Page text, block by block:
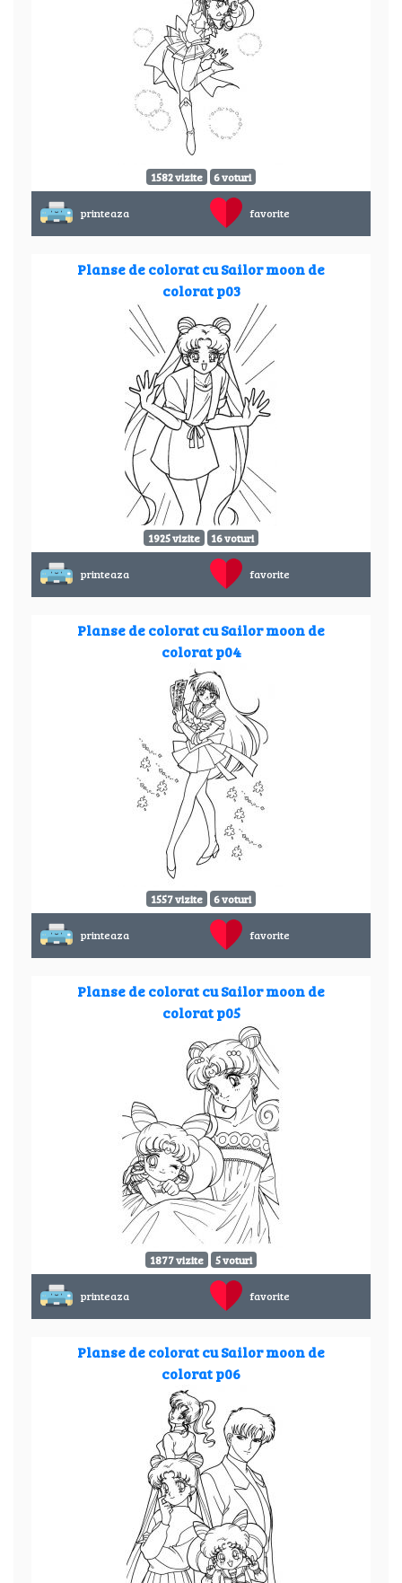
1582 vizite 6 voturi
printeaza favorite
Planse de colorat cu Sailor moon de
colorat p03
1925 vizite 16 voturi
printeaza favorite
Planse de colorat cu Sailor moon de
colorat p04
1557 vizite 6 voturi
printeaza favorite
Planse de colorat cu Sailor moon de
colorat p05
1877 vizite 5 voturi
printeaza favorite
Planse de colorat cu Sailor moon de
colorat p06